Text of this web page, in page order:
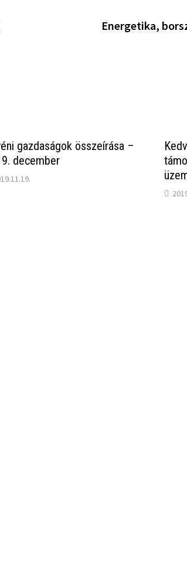
Energetika,
gazdaságok összeírása –
december